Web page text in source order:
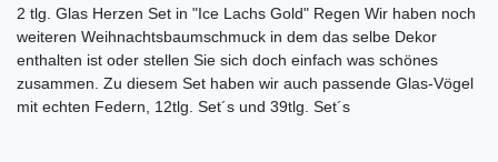
2 tlg. Glas Herzen Set in "Ice Lachs Gold" Regen Wir haben noch
weiteren Weihnachtsbaumschmuck in dem das selbe Dekor
enthalten ist oder stellen Sie sich doch einfach was schönes
zusammen. Zu diesem Set haben wir auch passende Glas-Vögel
mit echten Federn, 12tlg. Set´s und 39tlg. Set´s